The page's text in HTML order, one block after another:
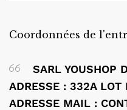
Coordonnées de
SARL YOUSHOP
ADRESSE : 332A LOT
ADRESSE MAIL :